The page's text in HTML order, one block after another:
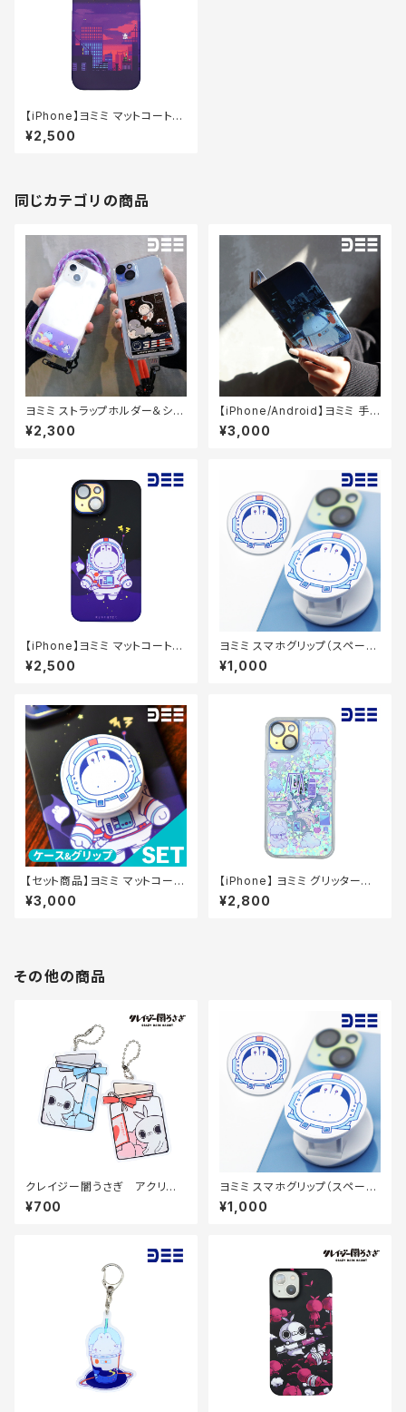
【iPhone】ヨミミ マットコートケ
ース（夕焼けドット）
¥2,500
同じカテゴリの商品
ヨミミ ストラップホルダー＆ショ
ルダーストラップセット
¥2,300
【iPhone/Android】ヨミミ 手
帳型スマホケース
¥3,000
【iPhone】ヨミミ マットコートケ
ース（スペース）
¥2,500
ヨミミ スマホグリップ（スペー
ス）
¥1,000
【セット商品】ヨミミ マットコート
ケース&スマホグリップセット（ス
ペース）
¥3,000
【iPhone】 ヨミミ グリッタース
マホケース（Heart）
¥2,800
その他の商品
クレイジー闇うさぎ アクリル
キーホルダー（瓶づめ）70×70
mm
¥700
ヨミミ スマホグリップ（スペー
ス）
¥1,000